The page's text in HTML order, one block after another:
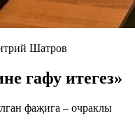
Шатров
гафу итегез»
фаҗига – очраклы